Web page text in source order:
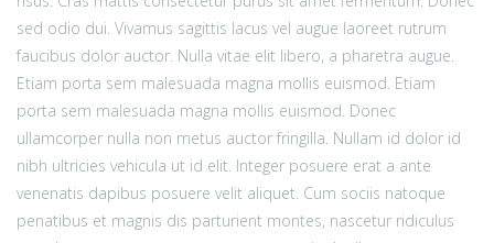
sed odio dui. Vivamus sagittis lacus vel augue laoreet rutrum
faucibus dolor auctor. Nulla vitae elit libero, a pharetra augue.
Etiam porta sem malesuada magna mollis euismod. Etiam
porta sem malesuada magna mollis euismod. Donec
ullamcorper nulla non metus auctor fringilla. Nullam id dolor id
nibh ultricies vehicula ut id elit. Integer posuere erat a ante
venenatis dapibus posuere velit aliquet. Cum sociis natoque
penatibus et magnis dis parturient montes, nascetur ridiculus